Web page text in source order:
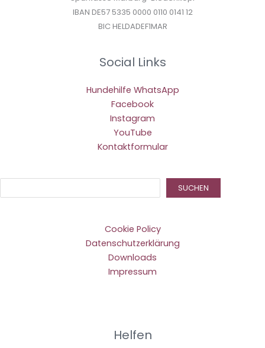
IBAN DE57 5335 0000 0110 0141 12
BIC HELDADEF1MAR
Social Links
Hundehilfe WhatsApp
Facebook
Instagram
YouTube
Kontaktformular
SUCHEN
Cookie Policy
Datenschutzerklärung
Downloads
Impressum
Helfen